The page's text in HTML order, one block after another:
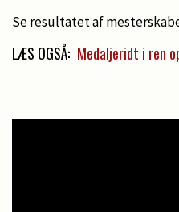
Se resultatet af
LÆS OGSÅ: Medaljeridt i ren